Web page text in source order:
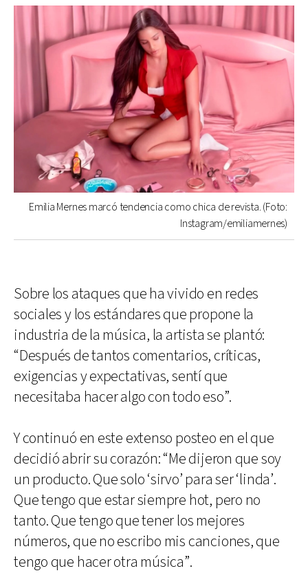
Emilia Mernes marcó tendencia como chica de revista. (Foto:
Instagram/emiliamernes)
Sobre los ataques que ha vivido en redes
sociales y los estándares que propone la
industria de la música, la artista se plantó:
“Después de tantos comentarios, críticas,
exigencias y expectativas, sentí que
necesitaba hacer algo con todo eso”.
Y continuó en este extenso posteo en el que
decidió abrir su corazón: “Me dijeron que soy
un producto. Que solo ‘sirvo’ para ser ‘linda’.
Que tengo que estar siempre hot, pero no
tanto. Que tengo que tener los mejores
números, que no escribo mis canciones, que
tengo que hacer otra música”.